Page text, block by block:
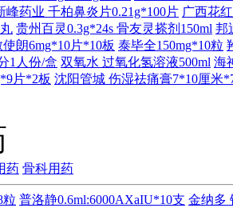
峰药业 千柏鼻炎片0.21g*100片 广西花
贵州百灵0.3g*24s 骨友灵搽剂150ml 邦
使朗6mg*10片*10板 泰毕全150mg*10粒
1人份/盒 双氧水 过氧化氢溶液500ml 海
片*2板 沈阳管城 伤湿祛痛膏7*10厘米
药 骨科用药
粒 普洛静0.6ml:6000AXaIU*10支 金纳多